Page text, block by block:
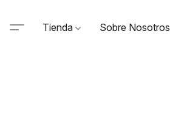
Tienda Sobre Nosotros